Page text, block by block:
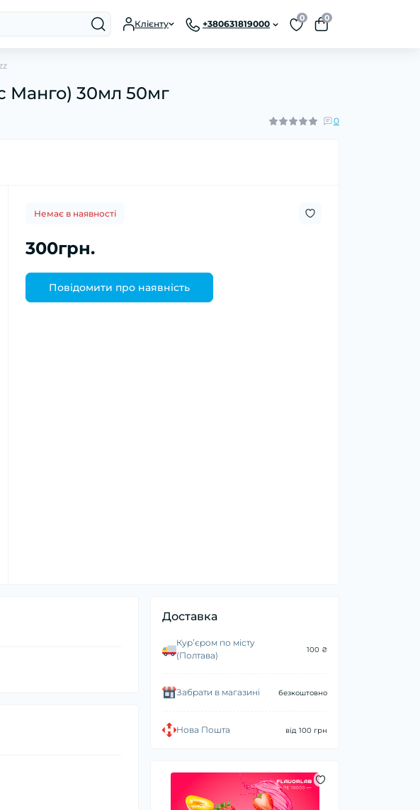
Клієнту +380631819000
0 0
Манго) 30мл 50мг
0
Немає в наявності
300грн.
Повідомити про наявність
Доставка
Курʼєром по місту
(Полтава)
100 ₴
Забрати в магазині безкоштовно
Нова Пошта від 100 грн